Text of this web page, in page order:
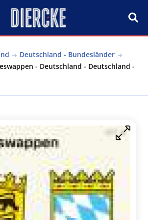
Deutschland - Bundesländer
- Deutschland - Deutschland -